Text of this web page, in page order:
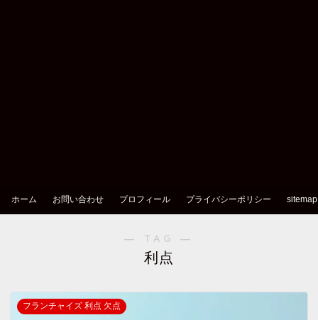
ホーム お問い合わせ プロフィール プライバシーポリシー sitemap
― TAG ―
利点
フランチャイズ 利点 欠点